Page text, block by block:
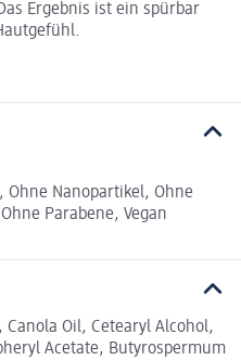
Ergebnis ist ein spürbar
Nanopartikel, Ohne
Parabene, Vegan
Oil, Cetearyl Alcohol,
Acetate, Butyrospermum